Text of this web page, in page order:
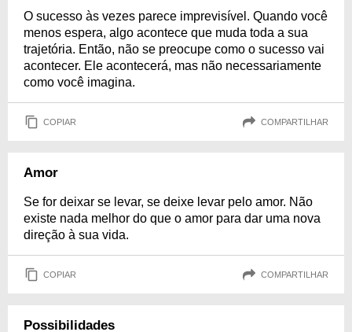
O sucesso às vezes parece imprevisível. Quando você
menos espera, algo acontece que muda toda a sua
trajetória. Então, não se preocupe como o sucesso vai
acontecer. Ele acontecerá, mas não necessariamente
como você imagina.
COPIAR COMPARTILHAR
Amor
Se for deixar se levar, se deixe levar pelo amor. Não
existe nada melhor do que o amor para dar uma nova
direção à sua vida.
COPIAR COMPARTILHAR
Possibilidades